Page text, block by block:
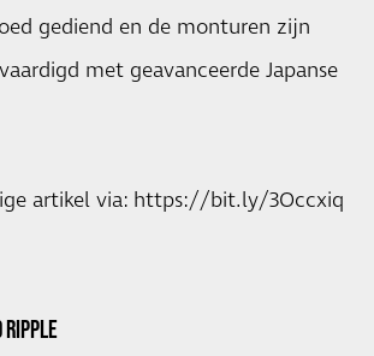
gediend en de monturen zijn
met geavanceerde Japanse
artikel via: https://bit.ly/3Occxiq
RIPPLE